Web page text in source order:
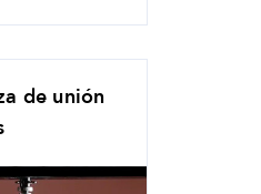
de unión